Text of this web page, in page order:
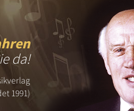
da!
1991)